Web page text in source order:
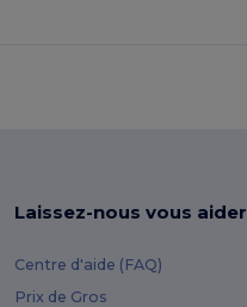
Laissez-nous vous aider
Centre d'aide (FAQ)
Prix de Gros